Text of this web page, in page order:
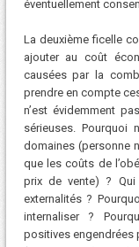
éventuellement
La deuxième ficelle
ajouter au coût
causées par la
prendre en compte
n’est évidemment
sérieuses. Pourquoi
domaines (personne
que les coûts de
prix de vente) ? Qui
externalités ?
internaliser ?
positives engendrées